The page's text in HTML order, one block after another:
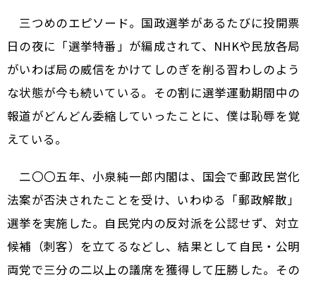
三つめのエピソード。国政選挙があるたびに投開票
日の夜に「選挙特番」が編成されて、NHKや民放各局
がいわば局の威信をかけてしのぎを削る習わしのよう
な状態が今も続いている。その割に選挙運動期間中の
報道がどんどん委縮していったことに、僕は恥辱を覚
えている。
二〇〇五年、小泉純一郎内閣は、国会で郵政民営化
法案が否決されたことを受け、いわゆる「郵政解散」
選挙を実施した。自民党内の反対派を公認せず、対立
候補（刺客）を立てるなどし、結果として自民・公明
両党で三分の二以上の議席を獲得して圧勝した。その